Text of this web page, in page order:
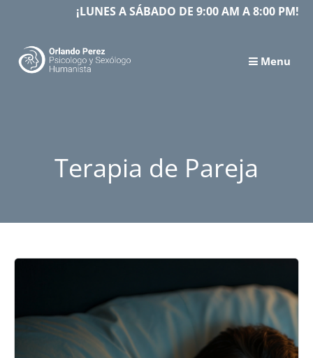
content
¡LUNES A SÁBADO DE 9:00 AM A 8:00 PM!
Menu
Terapia de Pareja